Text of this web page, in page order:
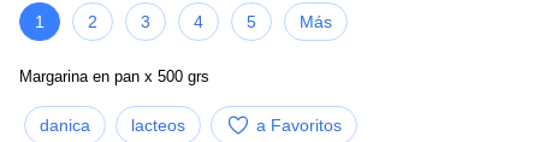
1 2 3 4 5 Más
Margarina en pan x 500 grs
danica lacteos a Favoritos